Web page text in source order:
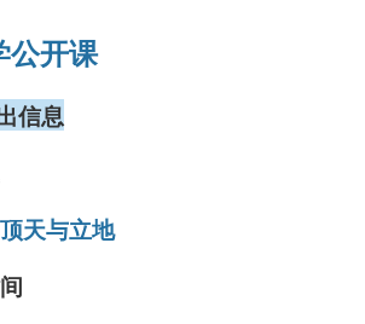
公开课
信息
天与立地